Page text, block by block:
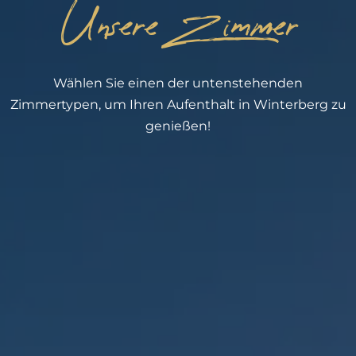
DE
Unsere Zimmer
Wählen Sie einen der untenstehenden
Zimmertypen, um Ihren Aufenthalt in Winterberg zu
genießen!